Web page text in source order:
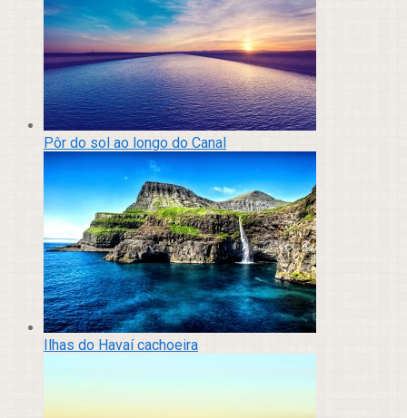
Pôr do sol ao longo do Canal
Ilhas do Havaí cachoeira